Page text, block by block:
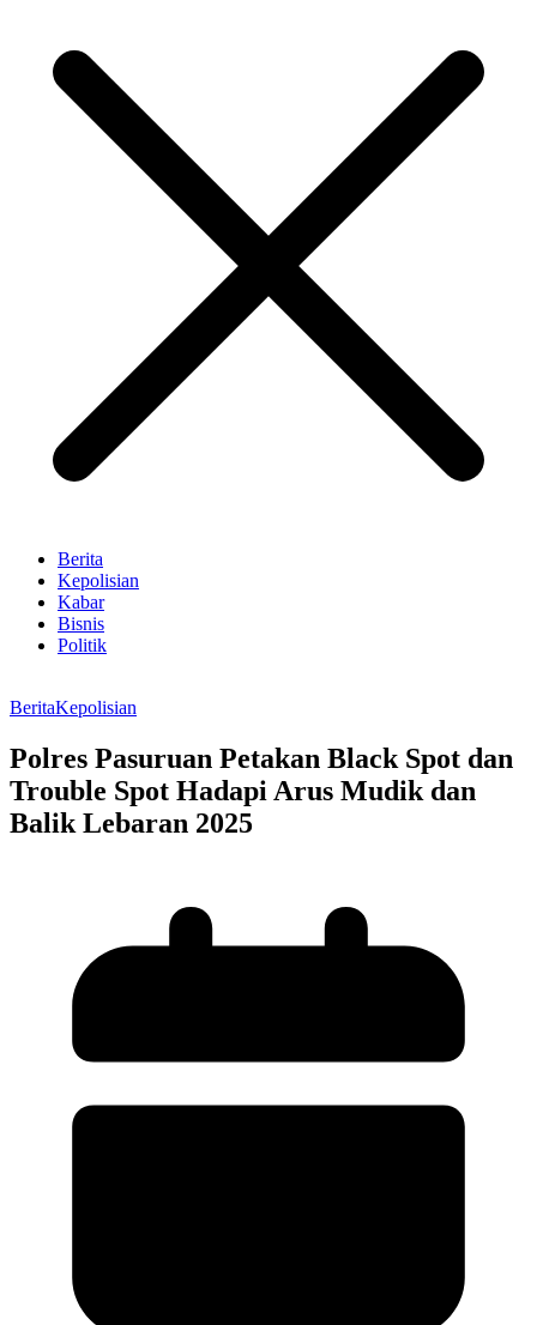
Berita
Kepolisian
Kabar
Bisnis
Politik
BeritaKepolisian
Polres Pasuruan Petakan Black Spot dan
Trouble Spot Hadapi Arus Mudik dan
Balik Lebaran 2025